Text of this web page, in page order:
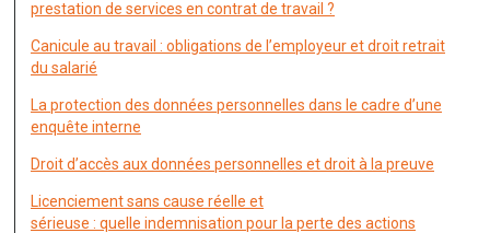
prestation de services en contrat de travail ?
Canicule au travail : obligations de l’employeur et droit retrait
du salarié
La protection des données personnelles dans le cadre d’une
enquête interne
Droit d’accès aux données personnelles et droit à la preuve
Licenciement sans cause réelle et
sérieuse : quelle indemnisation pour la perte des actions